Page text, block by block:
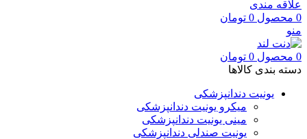
علاقه مندی
0 محصول 0 تومان
منو
0 محصول 0 تومان
دسته بندی کالاها
یونیت دندانپزشکی
میکرو یونیت دندانپزشکی
مینی یونیت دندانپزشکی
یونیت صندلی دندانپزشکی